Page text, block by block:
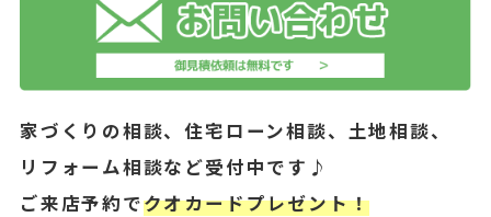
家づくりの相談、住宅ローン相談、土地相談、
リフォーム相談など受付中です♪
ご来店予約でクオカードプレゼント！